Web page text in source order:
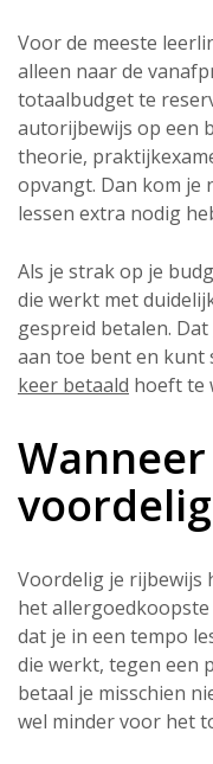
Voor de meeste
alleen naar de
totaalbudget te
autorijbewijs op een
theorie,
opvangt. Dan kom je
lessen extra nodig
Als je strak op je
die werkt met
gespreid betalen.
aan toe bent en kunt
keer betaald hoeft te
Voordelig je rijbewijs
het
dat je in een tempo
die werkt, tegen een
betaal je misschien
wel minder voor het